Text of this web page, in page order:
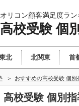
オリコン顧客満足度ラ
高校受験 個
北 北関東 首
おすすめの高校受験 個
高校受験 個別